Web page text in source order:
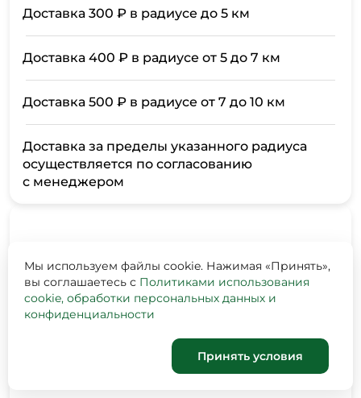
0
Доставка 300 ₽ в радиусе до 5 км
Доставка 400 ₽ в радиусе от 5 до 7 км
Доставка 500 ₽ в радиусе от 7 до 10 км
Доставка за пределы указанного радиуса
осуществляется по согласованию
с менеджером
Мы используем файлы cookie. Нажимая «Принять»,
вы соглашаетесь с Политиками использования
cookie, обработки персональных данных и
конфиденциальности
Принять условия